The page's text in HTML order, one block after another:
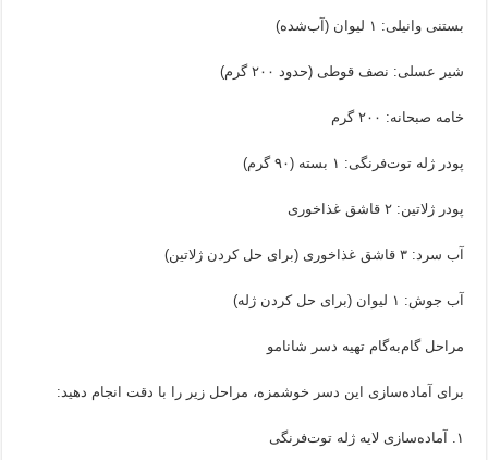
بستنی وانیلی: ۱ لیوان (آب‌شده)
شیر عسلی: نصف قوطی (حدود ۲۰۰ گرم)
خامه صبحانه: ۲۰۰ گرم
پودر ژله توت‌فرنگی: ۱ بسته (۹۰ گرم)
پودر ژلاتین: ۲ قاشق غذاخوری
آب سرد: ۳ قاشق غذاخوری (برای حل کردن ژلاتین)
آب جوش: ۱ لیوان (برای حل کردن ژله)
مراحل گام‌به‌گام تهیه دسر شانامو
برای آماده‌سازی این دسر خوشمزه، مراحل زیر را با دقت انجام دهید:
۱. آماده‌سازی لایه ژله توت‌فرنگی